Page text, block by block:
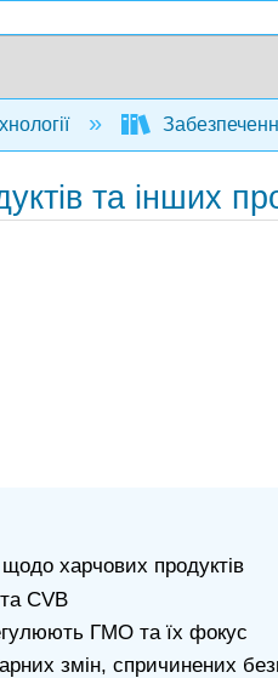
та інших
харчових продуктів
CVB
ГМО та їх фокус
змін, спричинених